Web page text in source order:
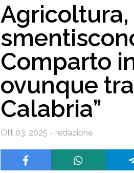
Agricoltura,
Comparto
ovunque
Calabria”
Ott 03, 2025 - redazione